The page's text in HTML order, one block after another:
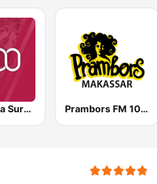
Radio Suara Surabaya Prambors FM 105.1 Makassar